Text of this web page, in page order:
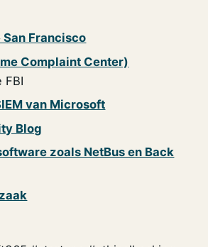
San Francisco
Complaint Center)
FBI
van Microsoft
Blog
zoals NetBus en Back